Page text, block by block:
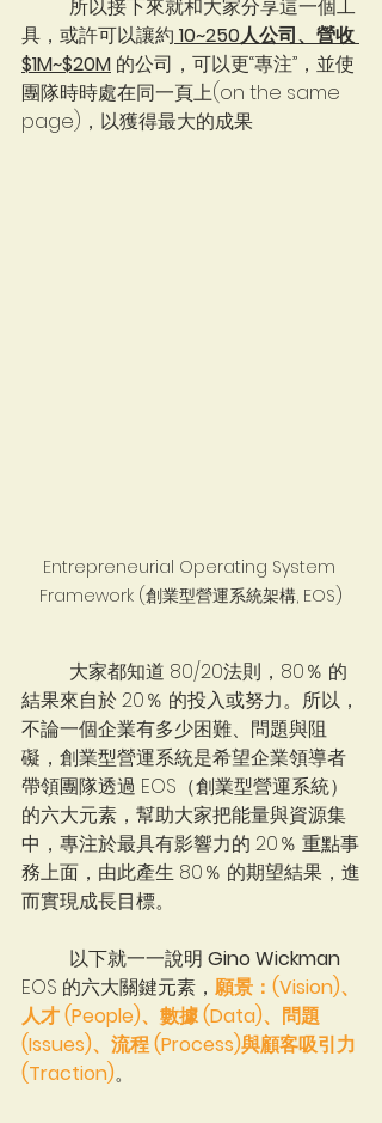
具，或許可以讓約 10~250人公司、營收
$1M~$20M 的公司，可以更“專注”，並使
團隊時時處在同一頁上(on the same
page)，以獲得最大的成果
Entrepreneurial Operating System
Framework (創業型營運系統架構, EOS)
結果來自於 20％ 的投入或努力。所以，
不論一個企業有多少困難、問題與阻
礙，創業型營運系統是希望企業領導者
帶領團隊透過 EOS（創業型營運系統）
的六大元素，幫助大家把能量與資源集
中，專注於最具有影響力的 20％ 重點事
務上面，由此產生 80％ 的期望結果，進
而實現成長目標。
	以下就一一說明
Gino Wickman
EOS 的六大關鍵元素， 願景：(Vision)、
人才 (People)、數據 (Data)、問題
(Issues)、流程 (Process)與顧客吸引力
(Traction)。